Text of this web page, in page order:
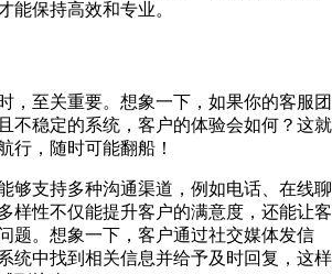
能保持高效和专业。
，至关重要。想象一下，如果你的客服团
不稳定的系统，客户的体验会如何？这就
行，随时可能翻船！
够支持多种沟通渠道，例如电话、在线聊
样性不仅能提升客户的满意度，还能让客
题。想象一下，客户通过社交媒体发信
统中找到相关信息并给予及时回复，这样